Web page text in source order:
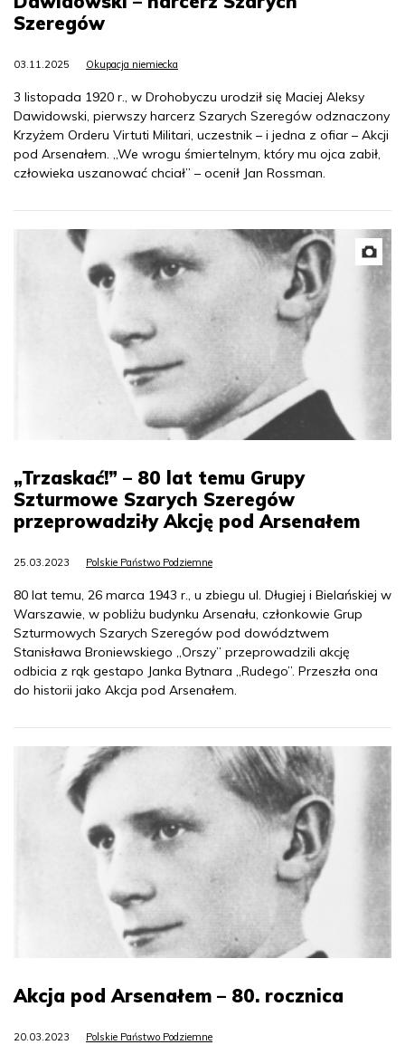
Szeregów
03.11.2025 Okupacja niemiecka
3 listopada 1920 r., w Drohobyczu urodził się Maciej Aleksy
Dawidowski, pierwszy harcerz Szarych Szeregów odznaczony
Krzyżem Orderu Virtuti Militari, uczestnik – i jedna z ofiar – Akcji
pod Arsenałem. „We wrogu śmiertelnym, który mu ojca zabił,
człowieka uszanować chciał” – ocenił Jan Rossman.
„Trzaskać!” – 80 lat temu Grupy
Szturmowe Szarych Szeregów
przeprowadziły Akcję pod Arsenałem
25.03.2023 Polskie Państwo Podziemne
80 lat temu, 26 marca 1943 r., u zbiegu ul. Długiej i Bielańskiej w
Warszawie, w pobliżu budynku Arsenału, członkowie Grup
Szturmowych Szarych Szeregów pod dowództwem
Stanisława Broniewskiego „Orszy” przeprowadzili akcję
odbicia z rąk gestapo Janka Bytnara „Rudego”. Przeszła ona
do historii jako Akcja pod Arsenałem.
Akcja pod Arsenałem – 80. rocznica
20.03.2023 Polskie Państwo Podziemne